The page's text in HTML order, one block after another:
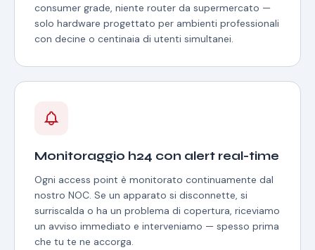
consumer grade, niente router da supermercato —
solo hardware progettato per ambienti professionali
con decine o centinaia di utenti simultanei.
Monitoraggio h24 con alert real-time
Ogni access point è monitorato continuamente dal
nostro NOC. Se un apparato si disconnette, si
surriscalda o ha un problema di copertura, riceviamo
un avviso immediato e interveniamo — spesso prima
che tu te ne accorga.